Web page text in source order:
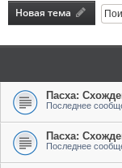
Новая тема
Пасха:
Последнее
Пасха:
Последнее